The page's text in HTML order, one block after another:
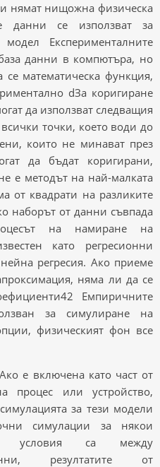
нямат нищожна физическа
данни се използват за
Експерименталните
данни в компютъра, но
се математическа функция,
dЗа коригиране
да използват следващия
точки, което води до
които не минават през
да бъдат коригирани,
е методът на най-малката
от квадрати на разликите
наборът от данни съвпада
на намиране на
като регресионни
регресия. Ако приеме
няма ли да се
Емпиричните
за симулиране на
физическият фон все
е включена като част от
процес или устройство,
за тези модели
симулации за някои
условия са между
резултатите от